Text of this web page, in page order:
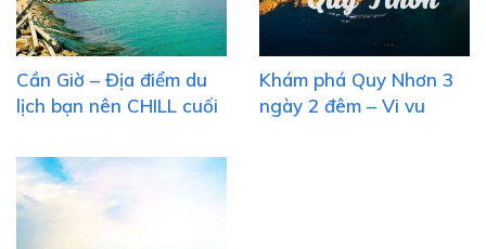
Cần Giờ – Địa điểm du
lịch bạn nên CHILL cuối
Khám phá Quy Nhơn 3
ngày 2 đêm – Vi vu